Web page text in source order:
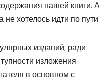
нашей книги.
не хотелось идти по пути
изданий, ради
изложения
в основном с